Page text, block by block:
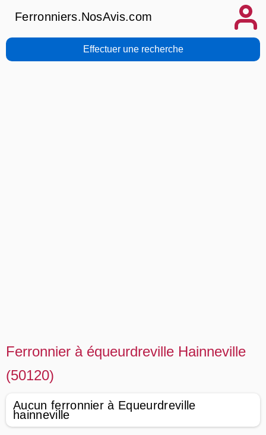
Ferronniers.NosAvis.com
Effectuer une recherche
Ferronnier à équeurdreville Hainneville
(50120)
Aucun ferronnier à Equeurdreville
hainneville